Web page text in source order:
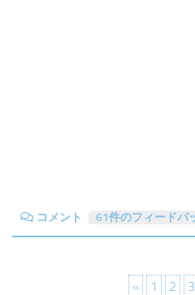
コメント 61件のフィードバ
« 1 2 3